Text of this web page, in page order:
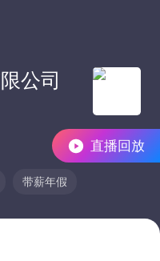
直播回放
公司
带薪年假